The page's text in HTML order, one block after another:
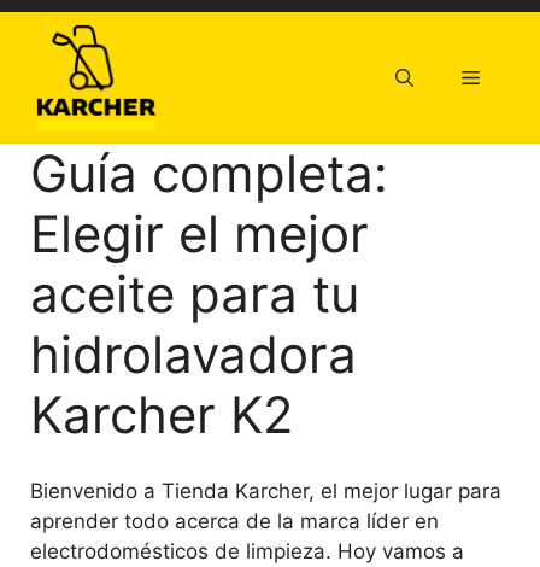
Saltar
contenido
Menú
Guía completa:
Elegir el mejor
aceite para tu
hidrolavadora
Karcher K2
Bienvenido a Tienda Karcher, el mejor lugar para
aprender todo acerca de la marca líder en
electrodomésticos de limpieza. Hoy vamos a